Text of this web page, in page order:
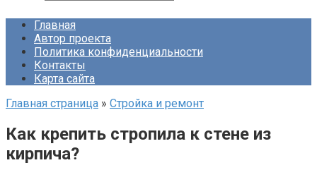
Главная
Автор проекта
Политика конфиденциальности
Контакты
Карта сайта
Главная страница » Стройка и ремонт
Как крепить стропила к стене из
кирпича?